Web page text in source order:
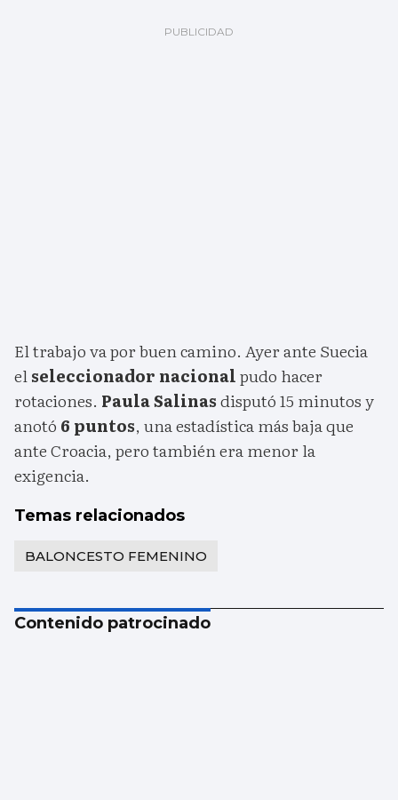
El trabajo va por buen camino. Ayer ante Suecia
elseleccionador nacionalpudo hacer
rotaciones. Paula Salinasdisputó 15 minutos y
anotó 6 puntos, una estadística más baja que
ante Croacia, pero también era menor la
exigencia.
Temas relacionados
BALONCESTO FEMENINO
Contenido patrocinado